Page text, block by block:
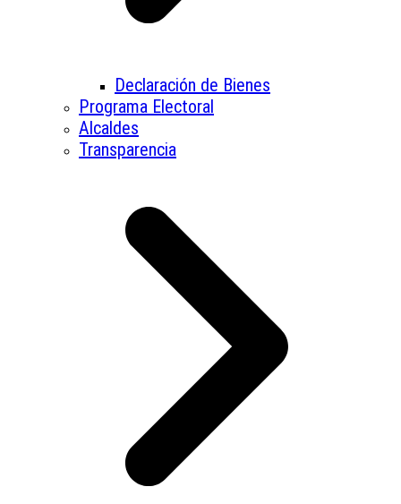
Declaración de Bienes
Programa Electoral
Alcaldes
Transparencia